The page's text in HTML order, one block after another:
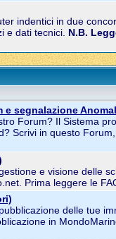
indentici in due
e dati tecnici. N.B.
e segnalazione
Forum? Il Sistema
Scrivi in questo
e visione delle
Prima leggere le
delle tue
in